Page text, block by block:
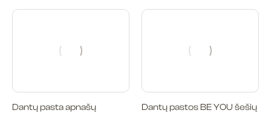
Dantų pasta apnašų
Dantų pastos BE YOU šešių